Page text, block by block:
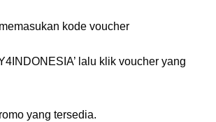
kode voucher
lalu klik voucher yang
yang tersedia.